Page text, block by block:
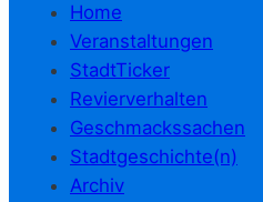
Home
Veranstaltungen
StadtTicker
Revierverhalten
Geschmackssachen
Stadtgeschichte(n)
Archiv